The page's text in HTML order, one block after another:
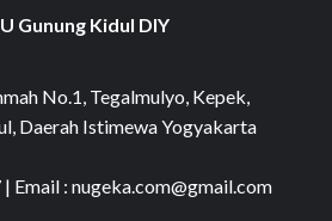
Gunung Kidul DIY
No.1, Tegalmulyo, Kepek,
Daerah Istimewa Yogyakarta
Email : nugeka.com@gmail.com